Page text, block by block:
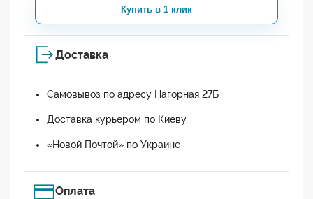
Купить в 1 клик
Доставка
Самовывоз по адресу Нагорная 27Б
Доставка курьером по Киеву
«Новой Почтой» по Украине
Оплата